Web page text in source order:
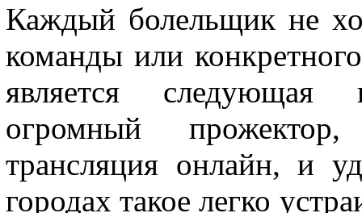
Каждый болельщик не
команды или
является следующая
огромный
трансляция онлайн, и
городах такое легко